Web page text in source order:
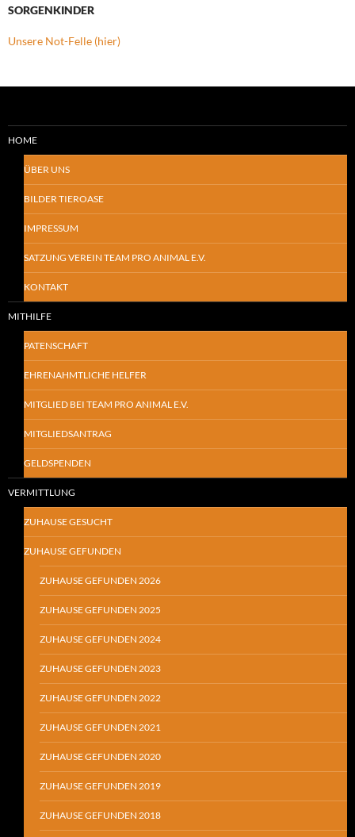
SORGENKINDER
Unsere Not-Felle (hier)
HOME
ÜBER UNS
BILDER TIEROASE
IMPRESSUM
SATZUNG VEREIN TEAM PRO ANIMAL E.V.
KONTAKT
MITHILFE
PATENSCHAFT
EHRENAHMTLICHE HELFER
MITGLIED BEI TEAM PRO ANIMAL E.V.
MITGLIEDSANTRAG
GELDSPENDEN
VERMITTLUNG
ZUHAUSE GESUCHT
ZUHAUSE GEFUNDEN
ZUHAUSE GEFUNDEN 2026
ZUHAUSE GEFUNDEN 2025
ZUHAUSE GEFUNDEN 2024
ZUHAUSE GEFUNDEN 2023
ZUHAUSE GEFUNDEN 2022
ZUHAUSE GEFUNDEN 2021
ZUHAUSE GEFUNDEN 2020
ZUHAUSE GEFUNDEN 2019
ZUHAUSE GEFUNDEN 2018